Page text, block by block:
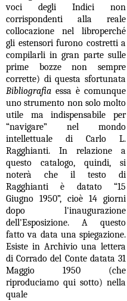
voci degli Indici non
corrispondenti alla reale
collocazione nel libroperché
gli estensori furono costretti a
compilarli in gran parte sulle
prime bozze non sempre
corrette) di questa sfortunata
Bibliografia essa è comunque
uno strumento non solo molto
utile ma indispensabile per
“navigare” nel mondo
intellettuale di Carlo L.
Ragghianti.In relazione a
questo catalogo, quindi, si
noterà che il testo di
Ragghianti è datato “15
Giugno 1950”, cioè 14 giorni
dopo l'inaugurazione
dell'Esposizione. A questo
fatto va data una spiegazione.
Esiste in Archivio una lettera
di Corrado del Conte datata 31
Maggio 1950 (che
riproduciamo qui sotto) nella
quale